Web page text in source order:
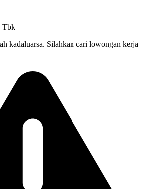
Tbk
kadaluarsa. Silahkan cari lowongan kerja